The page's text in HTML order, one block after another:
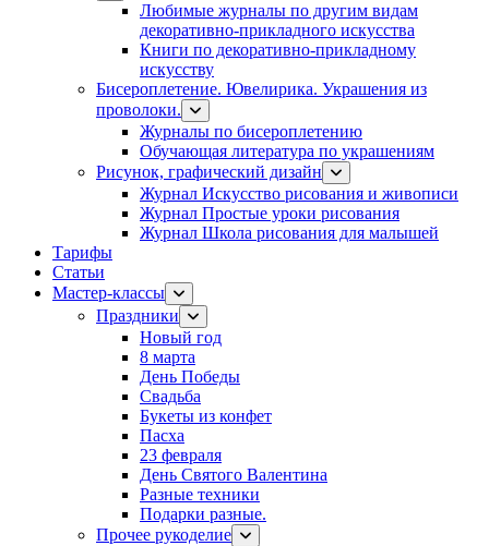
Любимые журналы по другим видам
декоративно-прикладного искусства
Книги по декоративно-прикладному
искусству
Бисероплетение. Ювелирика. Украшения из
проволоки.
Журналы по бисероплетению
Обучающая литература по украшениям
Рисунок, графический дизайн
Журнал Искусство рисования и живописи
Журнал Простые уроки рисования
Журнал Школа рисования для малышей
Тарифы
Статьи
Мастер-классы
Праздники
Новый год
8 марта
День Победы
Свадьба
Букеты из конфет
Пасха
23 февраля
День Святого Валентина
Разные техники
Подарки разные.
Прочее рукоделие